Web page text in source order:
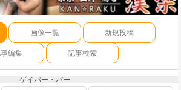
画像一覧 新規投稿
編集 記事検索
ゲイバー・バー